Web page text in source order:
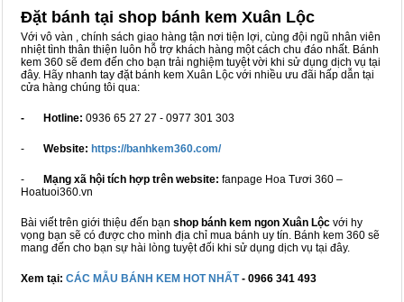
Đặt bánh tại shop bánh kem Xuân Lộc
Với vô vàn , chính sách giao hàng tận nơi tiện lợi, cùng đội ngũ nhân viên
nhiệt tình thân thiện luôn hỗ trợ khách hàng một cách chu đáo nhất. Bánh
kem 360 sẽ đem đến cho bạn trải nghiệm tuyệt vời khi sử dụng dịch vụ tại
đây. Hãy nhanh tay đặt bánh kem Xuân Lộc với nhiều ưu đãi hấp dẫn tại
cửa hàng chúng tôi qua:
- Hotline: 0936 65 27 27 - 0977 301 303
- Website: https://banhkem360.com/
- Mạng xã hội tích hợp trên website: fanpage Hoa Tươi 360 –
Hoatuoi360.vn
Bài viết trên giới thiệu đến bạn shop bánh kem ngon Xuân Lộc với hy
vọng bạn sẽ có được cho mình địa chỉ mua bánh uy tín. Bánh kem 360 sẽ
mang đến cho bạn sự hài lòng tuyệt đối khi sử dụng dịch vụ tại đây.
Xem tại: CÁC MẪU BÁNH KEM HOT NHẤT- 0966 341 493